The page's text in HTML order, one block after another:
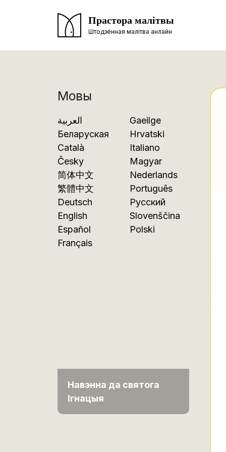
Прастора малітвы
Штодзённая малітва анлайн
Мовы
العربية
Беларуская
Català
Česky
简体中文
繁體中文
Deutsch
English
Español
Français
Gaeilge
Hrvatski
Italiano
Magyar
Nederlands
Português
Русский
Slovenščina
Polski
Навэнна да святога
Ігнацыя